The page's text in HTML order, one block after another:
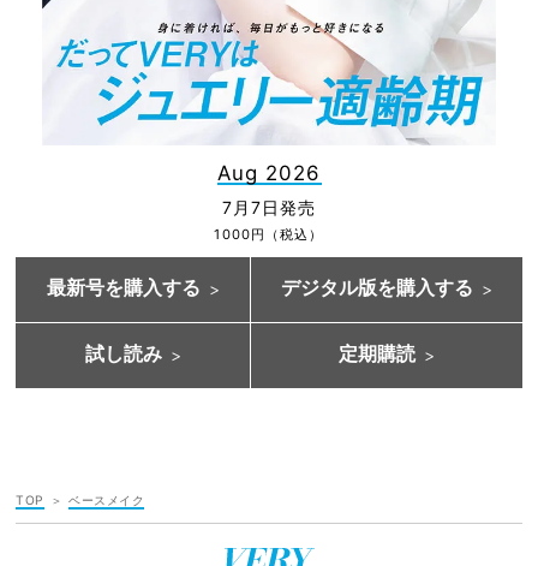
Aug 2026
7月7日発売
1000円（税込）
最新号を購入する デジタル版を購入する
試し読み 定期購読
TOP ベースメイク